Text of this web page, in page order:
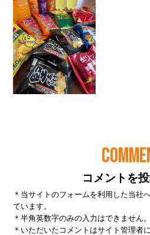
コメントを
＊当サイトのフォームを利用した当社
ています。
＊半角英数字のみの入力はできません。
＊いただいたコメントはサイト管理者